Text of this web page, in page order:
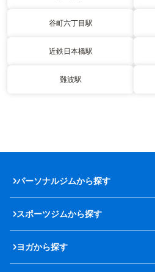
谷町六丁目駅
近鉄日本橋駅
難波駅
パーソナルジムから探す
スポーツジムから探す
ヨガから探す